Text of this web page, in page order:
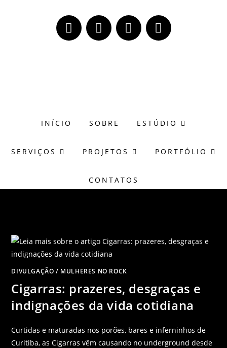
INÍCIO SOBRE ESTÚDIO
SERVIÇOS PROJETOS PORTFÓLIO
CONTATOS
DIVULGAÇÃO / MULHERES NO ROCK
Cigarras: prazeres, desgraças e
indignações da vida cotidiana
Curtidas e maturadas nos porões, bares e inferninhos de
Curitiba, as Cigarras vêm causando no underground desde